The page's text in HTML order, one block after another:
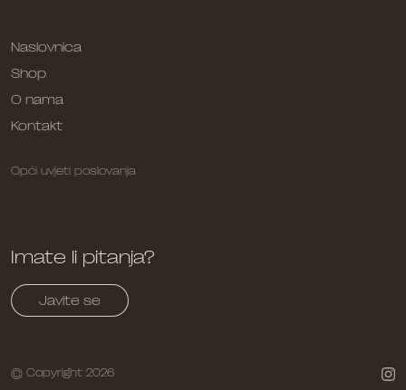
Naslovnica
Shop
O nama
Kontakt
Opći uvjeti poslovanja
Imate li pitanja?
Javite se
© Copyright 2026